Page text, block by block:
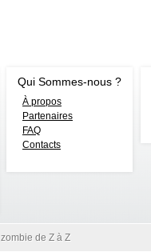
Qui Sommes-nous ?
À propos
Partenaires
FAQ
Contacts
de Z à Z